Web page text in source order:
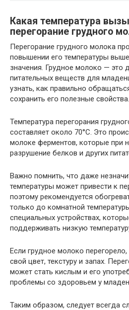
Какая температура
перегорание грудного
Перегорание грудного молока
повышении его температуры
значения. Грудное молоко — это
питательных веществ для
узнать, как правильно
сохранить его полезные свойства.
Температура перегорания
составляет около 70°C. Это
молоке ферментов, которые при
разрушение белков и других
Важно помнить, что даже
температуры может привести к
поэтому рекомендуется
только до комнатной
специальных устройствах,
поддерживать низкую
Если грудное молоко
свой цвет, текстуру и запах.
может стать кислым и его
проблемы со здоровьем у
Таким образом, следует всегда